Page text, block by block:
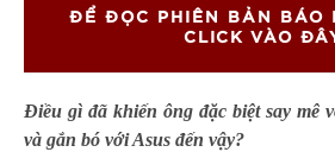
ĐỂ ĐỌC PHIÊN BẢN BÁO
CLICK VÀO
Điều gì đã khiến ông đặc biệt say mê
và gắn bó với Asus đến vậy?